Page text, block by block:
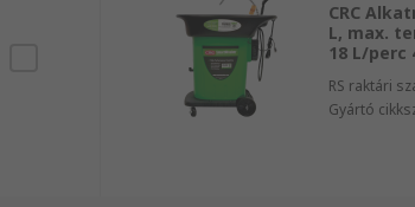
CRC
L, max.
18 L/perc
RS raktári
Gyártó